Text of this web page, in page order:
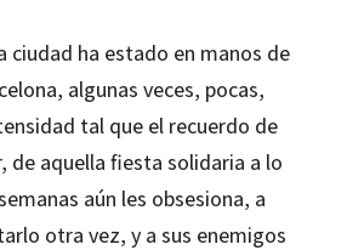
ciudad ha estado en manos de
algunas veces, pocas,
tal que el recuerdo de
de aquella fiesta solidaria a lo
aún les obsesiona, a
otra vez, y a sus enemigos